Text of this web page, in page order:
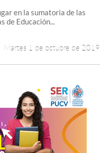
en la sumatoria de las
de Educación...
Martes 1 de octubre de 2019